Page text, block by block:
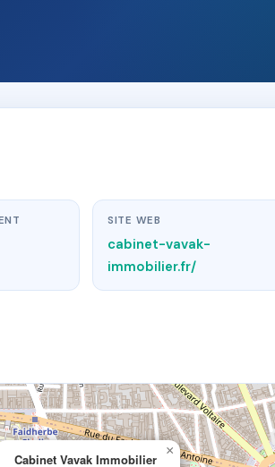
SITE WEB
cabinet-vavak-
immobilier.fr/
Cabinet Vavak Immobilier
×